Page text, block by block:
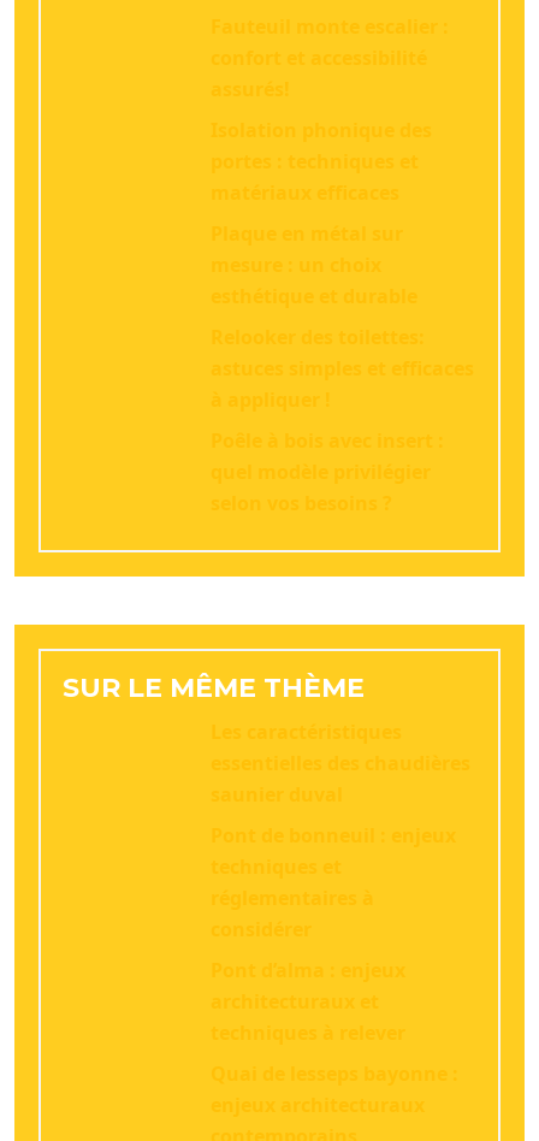
Fauteuil monte escalier :
confort et accessibilité
assurés!
Isolation phonique des
portes : techniques et
matériaux efficaces
Plaque en métal sur
mesure : un choix
esthétique et durable
Relooker des toilettes:
astuces simples et efficaces
à appliquer !
Poêle à bois avec insert :
quel modèle privilégier
selon vos besoins ?
SUR LE MÊME THÈME
Les caractéristiques
essentielles des chaudières
saunier duval
Pont de bonneuil : enjeux
techniques et
réglementaires à
considérer
Pont d’alma : enjeux
architecturaux et
techniques à relever
Quai de lesseps bayonne :
enjeux architecturaux